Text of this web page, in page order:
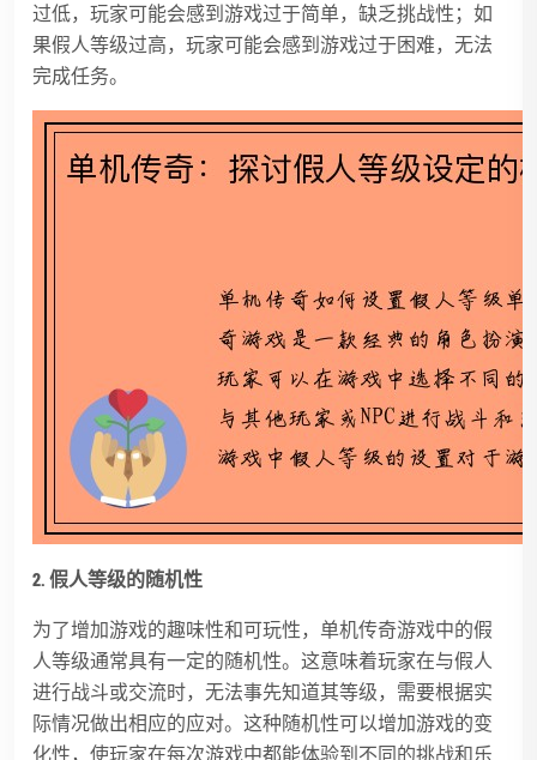
过低，玩家可能会感到游戏过于简单，缺乏挑战性；如
果假人等级过高，玩家可能会感到游戏过于困难，无法
完成任务。
2. 假人等级的随机性
为了增加游戏的趣味性和可玩性，单机传奇游戏中的假
人等级通常具有一定的随机性。这意味着玩家在与假人
进行战斗或交流时，无法事先知道其等级，需要根据实
际情况做出相应的应对。这种随机性可以增加游戏的变
化性，使玩家在每次游戏中都能体验到不同的挑战和乐